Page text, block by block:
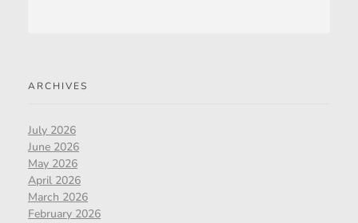
ARCHIVES
July 2026
June 2026
May 2026
April 2026
March 2026
February 2026